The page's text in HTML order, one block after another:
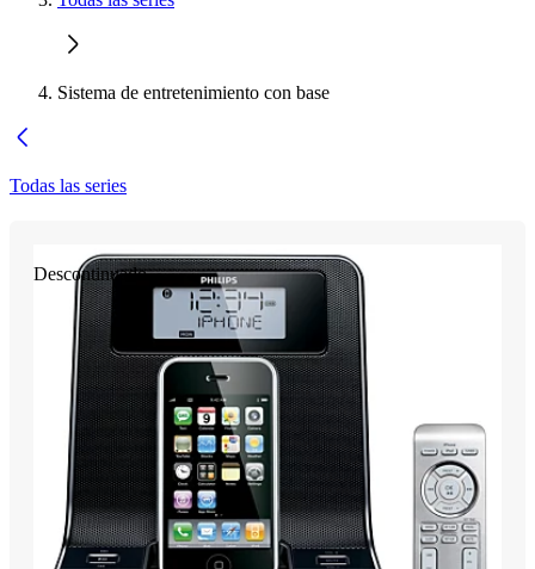
Sistema de entretenimiento con base
Todas las series
Descontinuado